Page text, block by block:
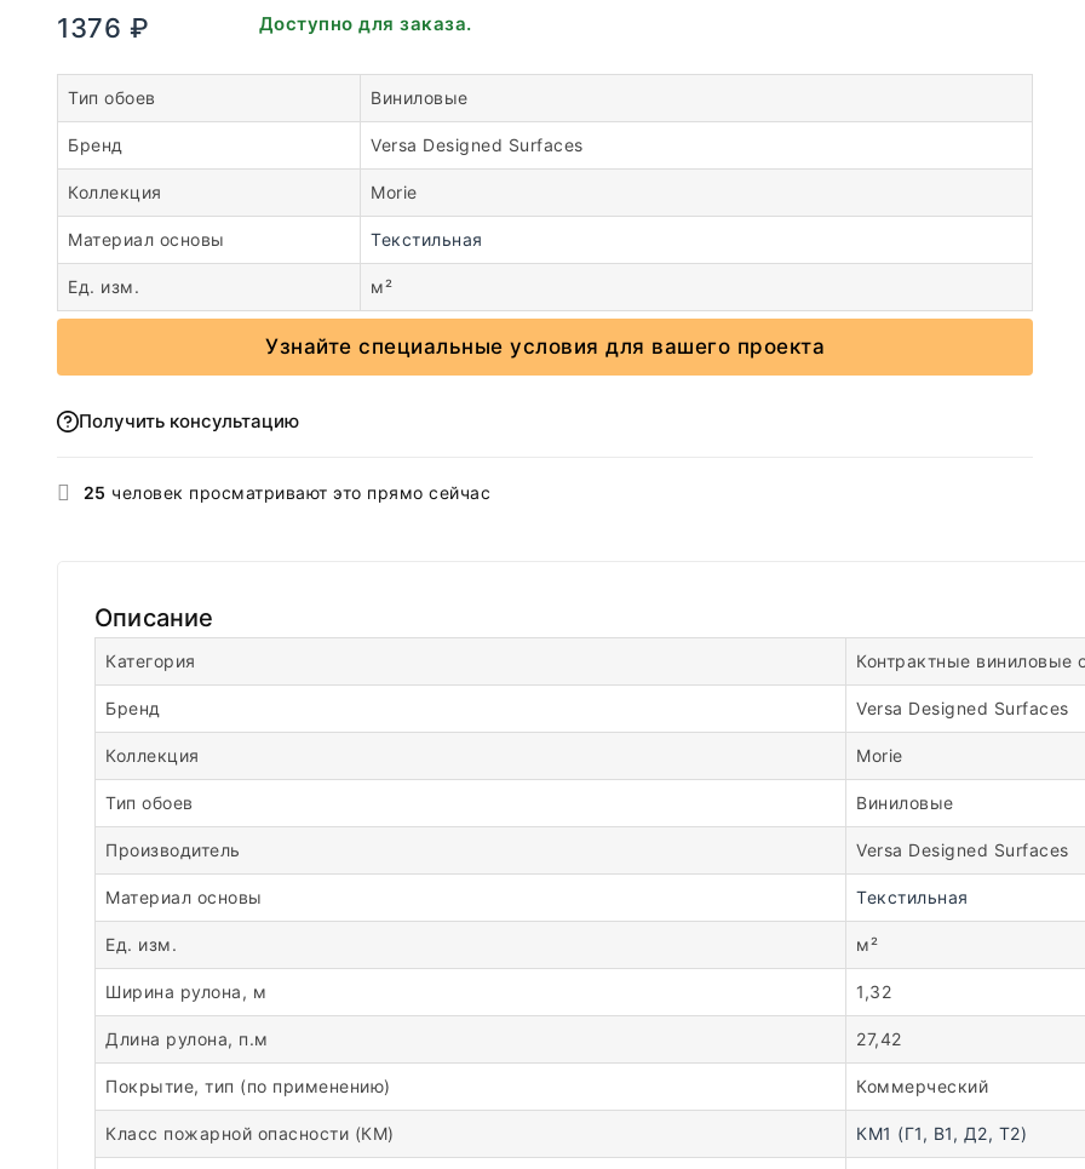
1376 ₽ В наличии. Доступно для заказа.
Тип обоев Виниловые
Бренд Versa Designed Surfaces
Коллекция Morie
Материал основы Текстильная
Ед. изм. м²
Узнайте специальные условия для вашего проекта
Получить консультацию
25 человек просматривают это прямо сейчас
Описание
Категория Контрактные виниловые
Бренд Versa Designed Surfaces
Коллекция Morie
Тип обоев Виниловые
Производитель Versa Designed Surfaces
Материал основы Текстильная
Ед. изм. м²
Ширина рулона, м 1,32
Длина рулона, п.м 27,42
Покрытие, тип (по применению) Коммерческий
Класс пожарной опасности (КМ) КМ1 (Г1, В1, Д2, Т2)